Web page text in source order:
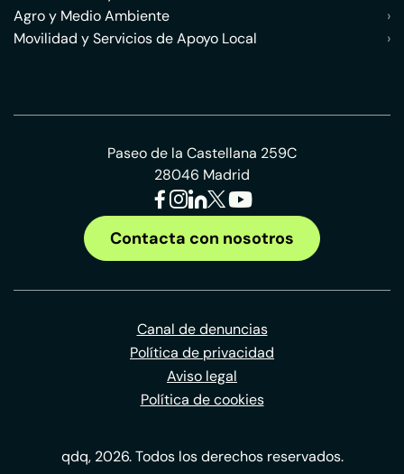
Agro y Medio Ambiente
›
Movilidad y Servicios de Apoyo Local
›
Paseo de la Castellana 259C
28046 Madrid
Contacta con nosotros
Canal de denuncias
Política de privacidad
Aviso legal
Política de cookies
qdq, 2026. Todos los derechos reservados.